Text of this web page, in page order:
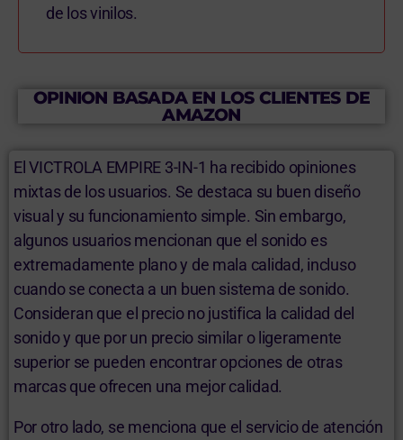
de los vinilos.
OPINION BASADA EN LOS CLIENTES DE
AMAZON
El VICTROLA EMPIRE 3-IN-1 ha recibido opiniones
mixtas de los usuarios. Se destaca su buen diseño
visual y su funcionamiento simple. Sin embargo,
algunos usuarios mencionan que el sonido es
extremadamente plano y de mala calidad, incluso
cuando se conecta a un buen sistema de sonido.
Consideran que el precio no justifica la calidad del
sonido y que por un precio similar o ligeramente
superior se pueden encontrar opciones de otras
marcas que ofrecen una mejor calidad.
Por otro lado, se menciona que el servicio de atención